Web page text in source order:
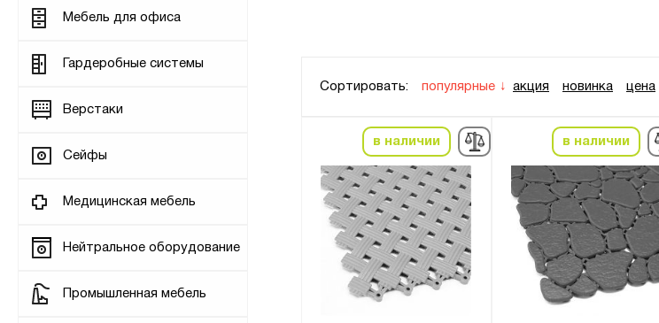
Мебель для офиса
Гардеробные системы
Верстаки
Сейфы
Медицинская мебель
Нейтральное оборудование
Промышленная мебель
Сортировать: популярные акция новинка цена
в наличии в наличии